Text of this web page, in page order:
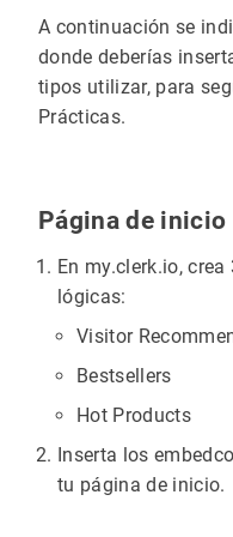
A continuación se
donde deberías
tipos utilizar, para
Prácticas.
Página de inicio
En my.clerk.io,
lógicas:
Visitor
Bestsellers
Hot Products
Inserta los
tu página de inicio.